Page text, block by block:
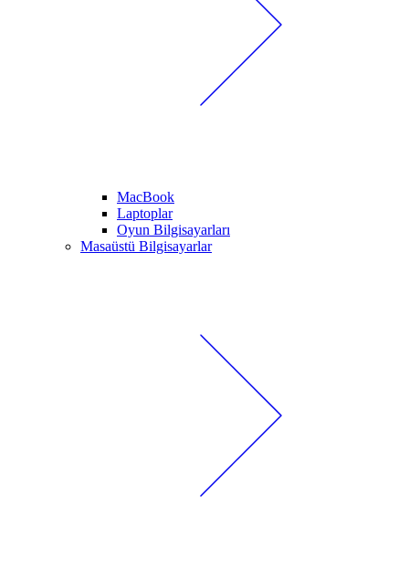
MacBook
Laptoplar
Oyun Bilgisayarları
Masaüstü Bilgisayarlar